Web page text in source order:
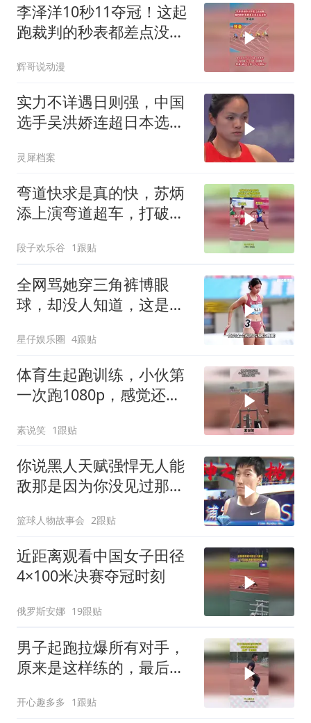
李泽洋10秒11夺冠！这起
跑裁判的秒表都差点没反
辉哥说动漫
实力不详遇日则强，中国
选手吴洪娇连超日本选
灵犀档案
弯道快求是真的快，苏炳
添上演弯道超车，打破黑
段子欢乐谷 1跟贴
全网骂她穿三角裤博眼
球，却没人知道，这是她
星仔娱乐圈 4跟贴
体育生起跑训练，小伙第
一次跑1080p，感觉还不
素说笑 1跟贴
你说黑人天赋强悍无人能
敌那是因为你没见过那个
篮球人物故事会 2跟贴
近距离观看中国女子田径
4×100米决赛夺冠时刻
俄罗斯安娜 19跟贴
男子起跑拉爆所有对手，
原来是这样练的，最后一
开心趣多多 1跟贴